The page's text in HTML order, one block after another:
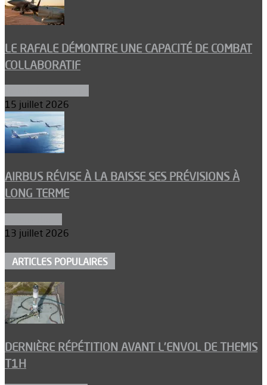
LE RAFALE DÉMONTRE UNE CAPACITÉ DE COMBAT
COLLABORATIF
15 juillet 2026
AIRBUS RÉVISE À LA BAISSE SES PRÉVISIONS À
LONG TERME
13 juillet 2026
ARTICLES POPULAIRES
DERNIÈRE RÉPÉTITION AVANT L’ENVOL DE THEMIS
T1H